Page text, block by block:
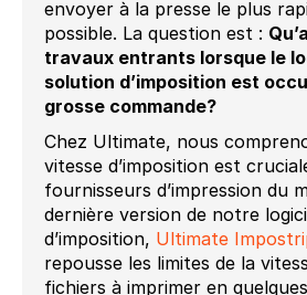
envoyer à la presse le plus
possible. La question est :
travaux entrants lorsque le
solution d’imposition est
grosse commande?
Chez Ultimate, nous
vitesse d’imposition est
fournisseurs d’impression du
dernière version de notre
d’imposition, Ultimate
repousse les limites de la
fichiers à imprimer en